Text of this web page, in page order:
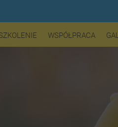
WSPÓŁPRACA